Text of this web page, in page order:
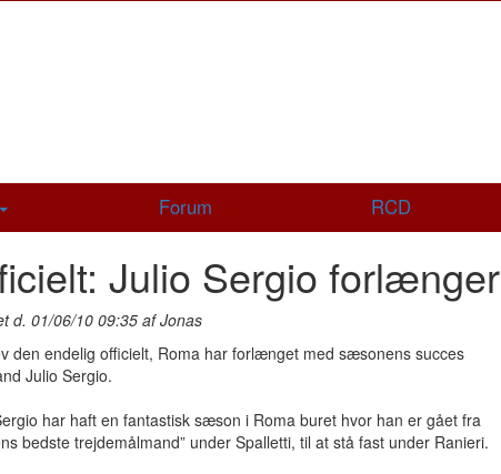
Forum RCD
Julio Sergio forlænger
d. 01/06/10 09:35 af Jonas
den endelig officielt, Roma har forlænget med sæsonens succes
Julio Sergio.
har haft en fantastisk sæson i Roma buret hvor han er gået fra
bedste trejdemålmand” under Spalletti, til at stå fast under Ranieri.